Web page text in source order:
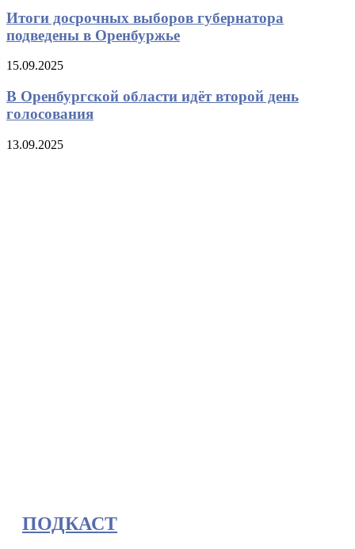
Итоги досрочных выборов губернатора
подведены в Оренбуржье
15.09.2025
В Оренбургской области идёт второй день
голосования
13.09.2025
ПОДКАСТ